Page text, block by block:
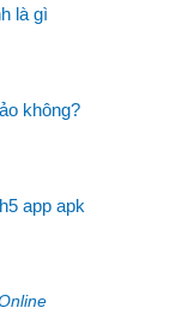
là gì
không?
app apk